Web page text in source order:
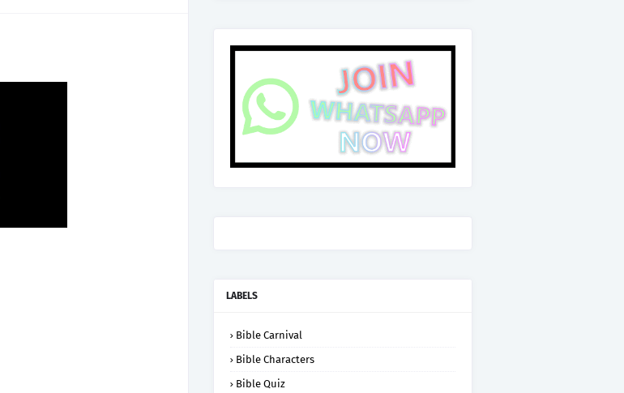
LABELS
Bible Carnival
Bible Characters
Bible Quiz